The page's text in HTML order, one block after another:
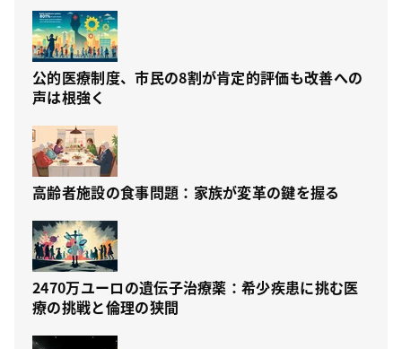
公的医療制度、市民の8割が肯定的評価も改善への
声は根強く
高齢者施設の食事問題：家族が変革の鍵を握る
2470万ユーロの遺伝子治療薬：希少疾患に挑む医
療の挑戦と倫理の狭間